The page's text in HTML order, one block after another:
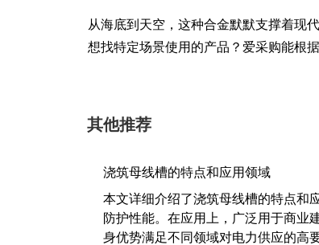
从海底到天空，这种合金默默支撑着现代
想找特定场景使用的产品？爱采购能根
其他推荐
浇筑母线槽的特点和应用领域
本文详细介绍了浇筑母线槽的特点和
防护性能。在应用上，广泛用于商业
身优势满足不同领域对电力供应的高